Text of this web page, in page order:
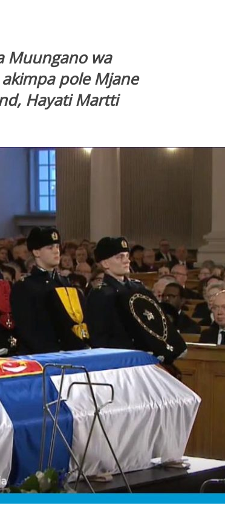
Muungano wa
pole Mjane
Hayati Martti